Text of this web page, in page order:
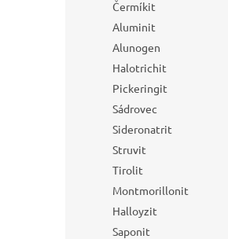
Čermíkit
Aluminit
Alunogen
Halotrichit
Pickeringit
Sádrovec
Sideronatrit
Struvit
Tirolit
Montmorillonit
Halloyzit
Saponit